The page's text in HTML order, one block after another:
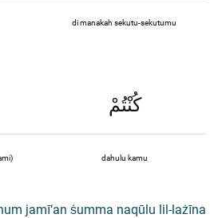
di manakah sekutu-sekutumu
كُنْتُمْ
dahulu kamu
jamī‘an ṡumma naqūlu lil-lażīna